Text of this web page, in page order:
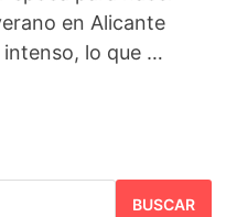
en Alicante
intenso, lo que …
BUSCAR